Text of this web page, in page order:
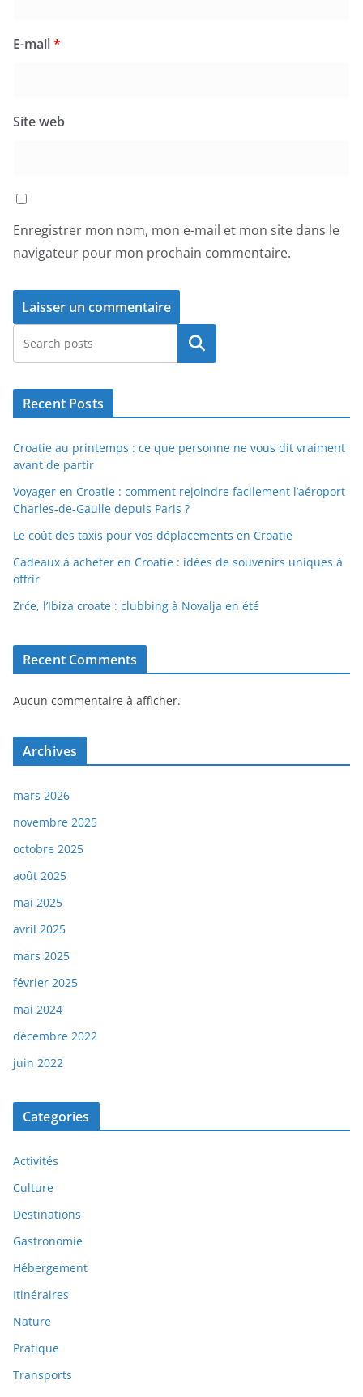
E-mail*
Site web
Enregistrer mon nom, mon e-mail et mon site dans le
navigateur pour mon prochain commentaire.
Rechercher
Recent Posts
Croatie au printemps : ce que personne ne vous dit vraiment
avant de partir
Voyager en Croatie : comment rejoindre facilement l’aéroport
Charles-de-Gaulle depuis Paris ?
Le coût des taxis pour vos déplacements en Croatie
Cadeaux à acheter en Croatie : idées de souvenirs uniques à
offrir
Zrće, l’Ibiza croate : clubbing à Novalja en été
Recent Comments
Aucun commentaire à afficher.
Archives
mars 2026
novembre 2025
octobre 2025
août 2025
mai 2025
avril 2025
mars 2025
février 2025
mai 2024
décembre 2022
juin 2022
Categories
Activités
Culture
Destinations
Gastronomie
Hébergement
Itinéraires
Nature
Pratique
Transports